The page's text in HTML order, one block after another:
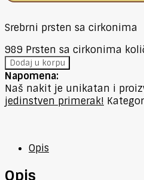
Srebrni prsten sa cirkonima
989 Prsten sa cirkonima
Dodaj u korpu
Napomena:
Naš nakit je unikatan i
jedinstven primerak!
Opis
Opis